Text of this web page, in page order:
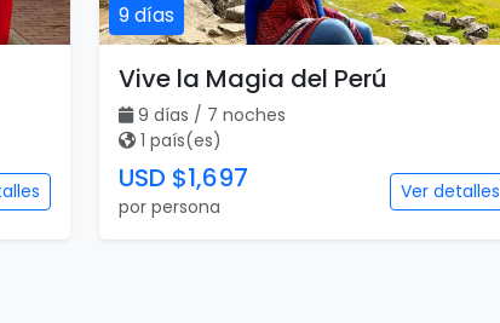
9 días
Vive la Magia del Perú
9 días / 7 noches
1 país(es)
USD $1,697
por persona
Ver detalles